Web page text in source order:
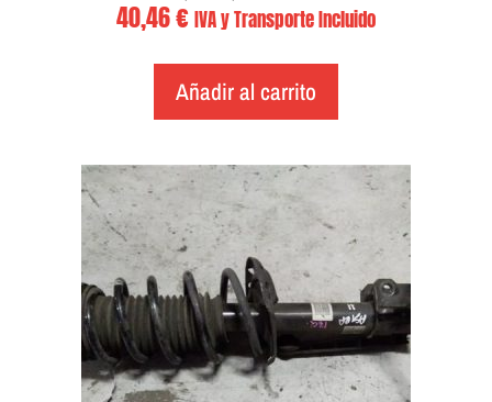
40,46€ IVA y Transporte Incluido
Añadir al carrito